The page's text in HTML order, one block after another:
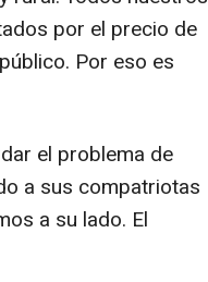
por el precio de
Por eso es
el problema de
a sus compatriotas
a su lado. El